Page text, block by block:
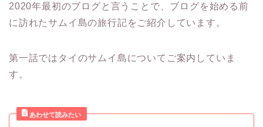
2020年最初のブログと言うことで、ブログを始める前
に訪れたサムイ島の旅行記をご紹介しています。
第一話ではタイのサムイ島についてご案内していま
す。